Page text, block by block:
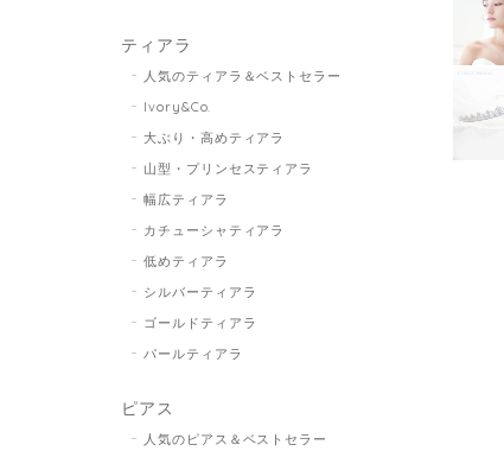
ティアラ
人気のティアラ＆ベストセラー
Ivory&Co.
大ぶり・高めティアラ
山型・プリンセスティアラ
幅広ティアラ
カチューシャティアラ
低めティアラ
シルバーティアラ
ゴールドティアラ
パールティアラ
ピアス
人気のピアス＆ベストセラー